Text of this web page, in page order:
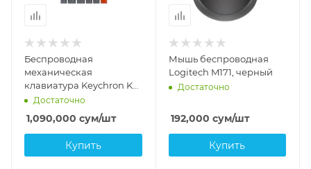
Беспроводная
механическая
клавиатура Keychron K6
Blue Hot-Swap
Достаточно
1,090,000 сум/шт
Купить
Мышь беспроводная
Logitech M171, черный
Достаточно
192,000 сум/шт
Купить